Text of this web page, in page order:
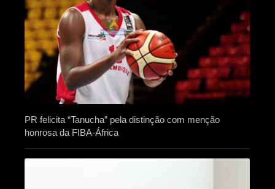
PR felicita “Tanucha” pela distinção com menção
honrosa da FIBA-África